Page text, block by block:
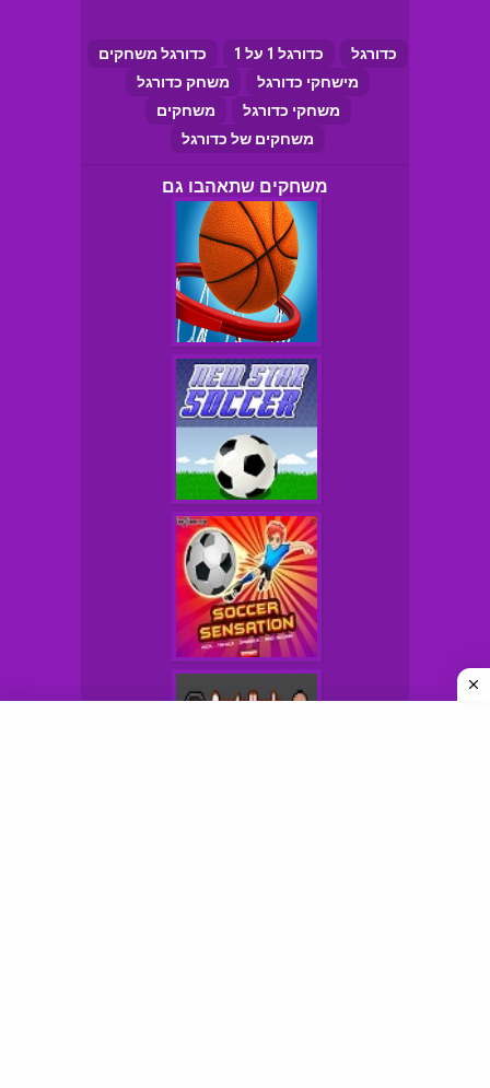
כדורגל כדורגל 1 על 1
כדורגל משחקים
מישחקי כדורגל
משחק כדורגל
משחקי כדורגל
משחקים
משחקים של כדורגל
משחקים שתאהבו גם